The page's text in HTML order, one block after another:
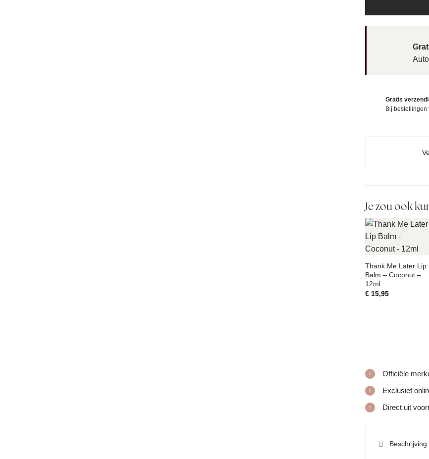
Gratis
Bij bestellingen
Je zou ook
Thank Me Later Lip
Balm – Coconut –
12ml
€15,95
Officiële
Exclusief
Direct uit
Beschrijving